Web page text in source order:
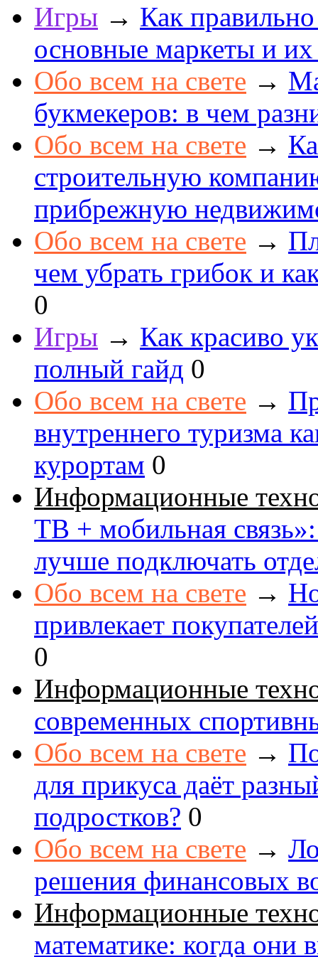
Игры → Как
основные маркеты и
Обо всем на свете →
букмекеров: в чем
Обо всем на свете →
строительную
прибрежную
Обо всем на свете →
чем убрать грибок и
0
Игры → Как красиво
полный гайд 0
Обо всем на свете →
внутреннего туризма
курортам 0
Информационные
ТВ + мобильная
лучше подключать
Обо всем на свете →
привлекает
0
Информационные
современных
Обо всем на свете →
для прикуса даёт
подростков? 0
Обо всем на свете →
решения финансовых
Информационные
математике: когда они